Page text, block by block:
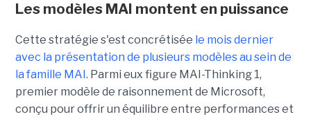
Les modèles MAI montent en puissance
Cette stratégie s'est concrétisée le mois dernier
avec la présentation de plusieurs modèles au sein de
la famille MAI . Parmi eux figure MAI-Thinking 1,
premier modèle de raisonnement de Microsoft,
conçu pour offrir un équilibre entre performances et